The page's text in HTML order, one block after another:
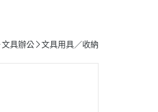
文具辦公 文具用具／收納